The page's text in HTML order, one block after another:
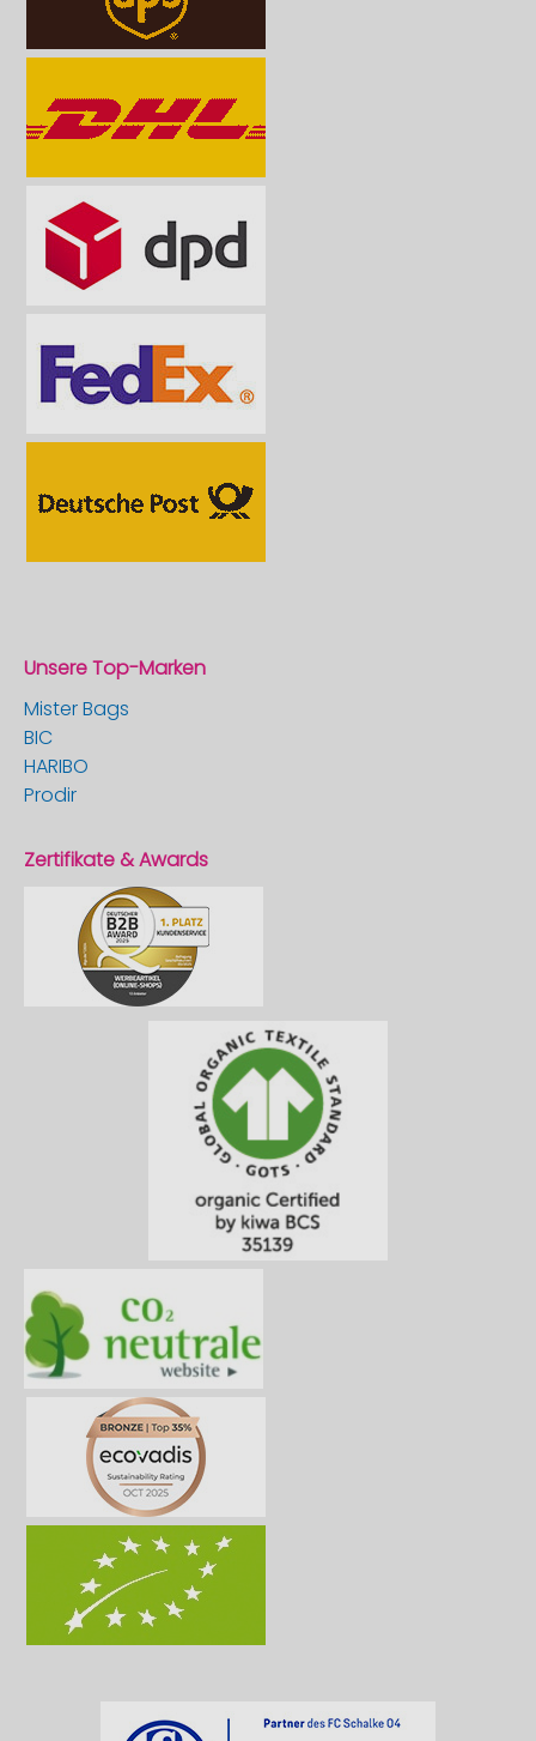
Unsere Top-Marken
Mister Bags
BIC
HARIBO
Prodir
Zertifikate & Awards